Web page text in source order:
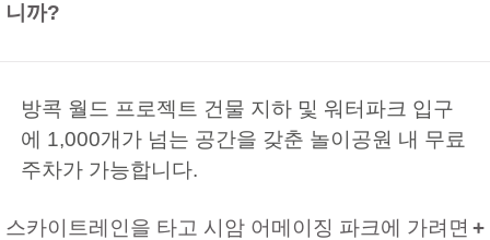
니까?
방콕 월드 프로젝트 건물 지하 및 워터파크 입구
에 1,000개가 넘는 공간을 갖춘 놀이공원 내 무료
주차가 가능합니다.
스카이트레인을 타고 시암 어메이징 파크에 가려면